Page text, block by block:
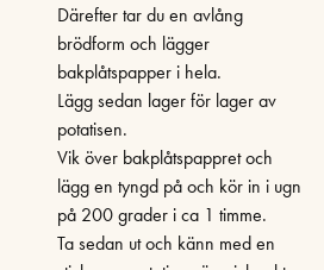
Därefter tar du en avlång
brödform och lägger
bakplåtspapper i hela.
Lägg sedan lager för lager av
potatisen.
Vik över bakplåtspappret och
lägg en tyngd på och kör in i ugn
på 200 grader i ca 1 timme.
Ta sedan ut och känn med en